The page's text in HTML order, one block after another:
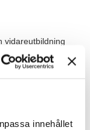
innehållet
vidareutbildning
flerårig
Erfarenhet
Du är flytande i
i tal och skrift.